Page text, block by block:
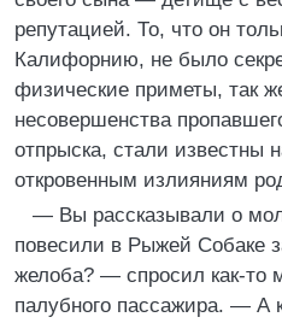
репутацией. То, что он
Калифорнию, не было
физические приметы, так
несовершенства
отпрыска, стали известны
откровенным излияниям
— Вы рассказывали о
повесили в Рыжей Собаке
желоба? — спросил как-то
палубного пассажира. — А